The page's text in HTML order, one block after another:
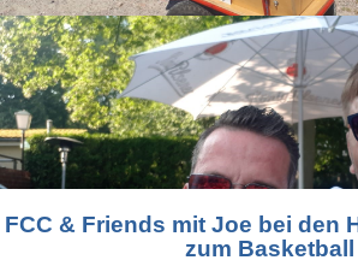
FCC & Friends mit Joe bei den
zum Basketball